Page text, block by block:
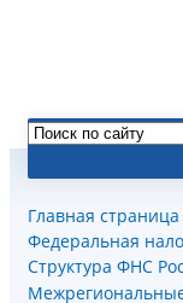
Главная страница
Федеральная
Структура ФНС